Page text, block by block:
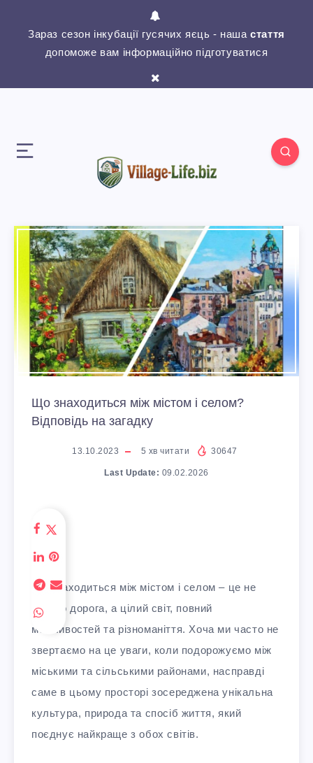
Зараз сезон інкубації гусячих яєць - нашастаття
допоможе вам інформаційно підготуватися
Що знаходиться між містом і селом?
Відповідь на загадку
13.10.2023 5 хв читати 30647
Last Update: 09.02.2026
Що знаходиться між містом і селом – це не
просто дорога, а цілий світ, повний
можливостей та різноманіття. Хоча ми часто не
звертаємо на це уваги, коли подорожуємо між
міськими та сільськими районами, насправді
саме в цьому просторі зосереджена унікальна
культура, природа та спосіб життя, який
поєднує найкраще з обох світів.